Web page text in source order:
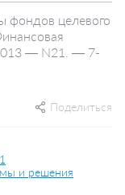
фондов целевого
— N21. — 7-
Поделиться
и решения